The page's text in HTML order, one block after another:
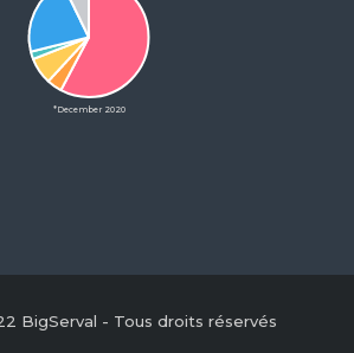
*December 2020
BigServal - Tous droits réservés